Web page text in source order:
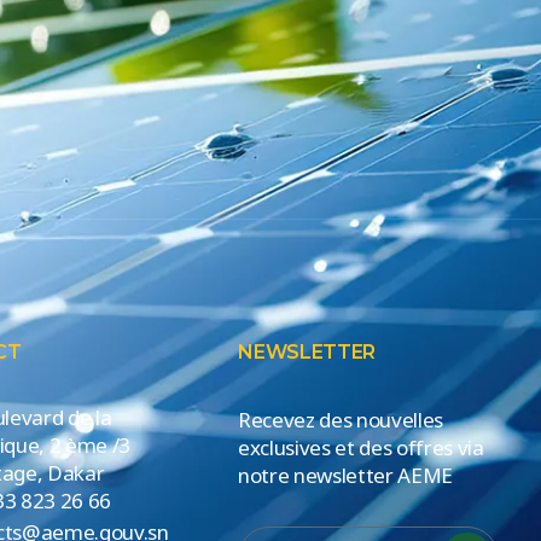
de la
2 ème /3
Dakar
823 26 66
NEWSLETTER
Recevez des nouvelles
exclusives et des offres via
notre newsletter AEME